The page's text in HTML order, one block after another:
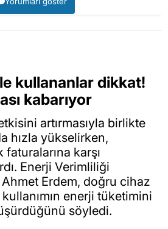
kullananlar dikkat!
kabarıyor
artırmasıyla birlikte
hızla yükselirken,
karşı
Enerji Verimliliği
Ahmet Erdem, doğru cihaz
enerji tüketimini
söyledi.